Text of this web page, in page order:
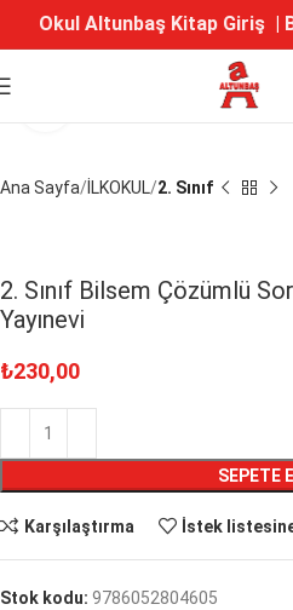
Okul Altunbaş Kitap Giriş|
Büyütmek için tıklayın
Ana Sayfa İLKOKUL 2. Sınıf
2. Sınıf Bilsem Çözümlü
Yayınevi
₺230,00
SEPETE
Karşılaştırma İstek
Stok kodu: 9786052804605